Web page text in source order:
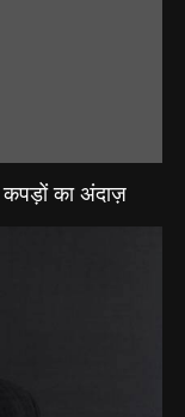
कपड़ों का अंदाज़